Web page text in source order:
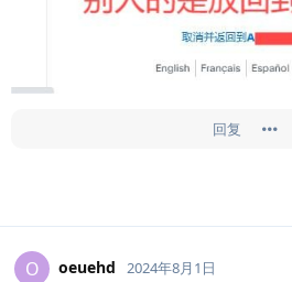
回复
O oeuehd 2024年8月1日